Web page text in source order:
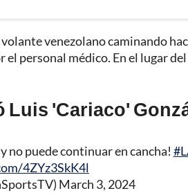
venezolano caminando
personal médico. En el lugar
Luis 'Cariaco'
no puede continuar en cancha!
4ZYz3SkK4l
March 3, 2024